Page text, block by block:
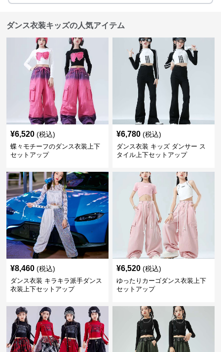
ダンス衣装キッズの人気アイテム
¥6,520 (税込)
蝶々モチーフのダンス衣装上下
セットアップ
¥6,780 (税込)
ダンス衣装 キッズ ダンサー ス
タイル上下セットアップ
¥8,460 (税込)
ダンス衣装 キラキラ派手ダンス
衣装上下セットアップ
¥6,520 (税込)
ゆったりカーゴダンス衣装上下
セットアップ